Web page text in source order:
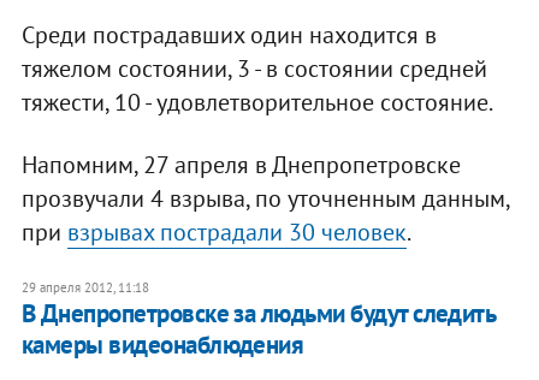
Среди пострадавших один находится в
тяжелом состоянии, 3 - в состоянии средней
тяжести, 10 - удовлетворительное состояние.
Напомним, 27 апреля в Днепропетровске
прозвучали 4 взрыва, по уточненным данным,
при взрывах пострадали 30 человек.
29 апреля 2012, 11:18
В Днепропетровске за людьми будут следить
камеры видеонаблюдения